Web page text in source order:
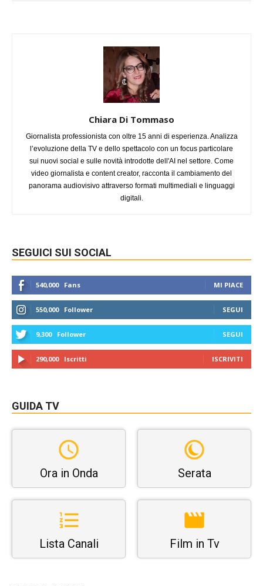
Chiara Di Tommaso
Giornalista professionista con oltre 15 anni di esperienza. Analizza
l’evoluzione della TV e dello spettacolo con un focus particolare
sui nuovi social e sulle novità introdotte dell'AI nel settore. Come
video giornalista e content creator, racconta il cambiamento del
panorama audiovisivo attraverso formati multimediali e linguaggi
digitali.
SEGUICI SUI SOCIAL
540,000 Fans MI PIACE
550,000 Follower SEGUI
9,300 Follower SEGUI
290,000 Iscritti ISCRIVITI
GUIDA TV
Ora in Onda Serata
Lista Canali Film in Tv